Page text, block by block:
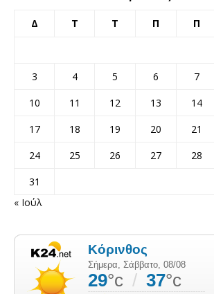
Δ Τ Τ Π Π
3
4 5 6 7
10
11 12 13 14
17
18 19 20 21
24
25 26 27 28
31
« Ιούλ